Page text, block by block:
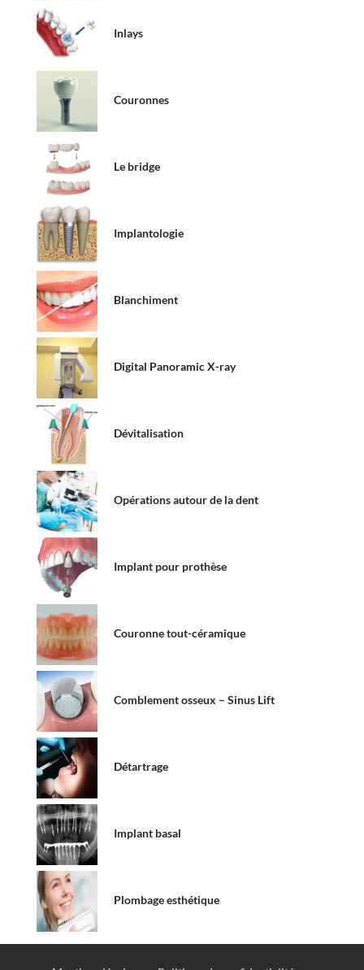
Inlays
Couronnes
Le bridge
Implantologie
Blanchiment
Digital Panoramic X-ray
Dévitalisation
Opérations autour de la dent
Implant pour prothèse
Couronne tout-céramique
Comblement osseux – Sinus Lift
Détartrage
Implant basal
Plombage esthétique